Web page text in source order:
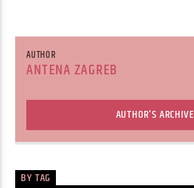
AUTHOR
ANTENA ZAGREB
AUTHOR'S ARCHIVE
BY TAG